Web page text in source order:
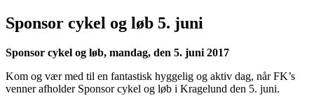
Sponsor cykel og løb 5. juni
Sponsor cykel og løb, mandag, den 5. juni 2017
Kom og vær med til en fantastisk hyggelig og aktiv dag, når FK’s
venner afholder Sponsor cykel og løb i Kragelund den 5. juni.